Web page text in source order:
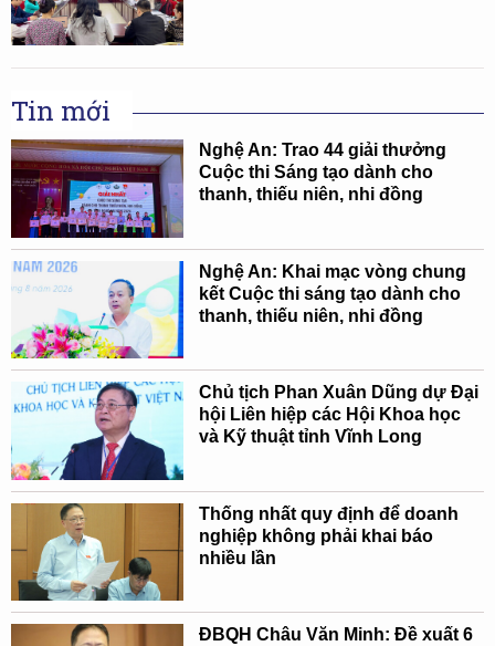
Tin mới
Nghệ An: Trao 44 giải thưởng
Cuộc thi Sáng tạo dành cho
thanh, thiếu niên, nhi đồng
Nghệ An: Khai mạc vòng chung
kết Cuộc thi sáng tạo dành cho
thanh, thiếu niên, nhi đồng
Chủ tịch Phan Xuân Dũng dự Đại
hội Liên hiệp các Hội Khoa học
và Kỹ thuật tỉnh Vĩnh Long
Thống nhất quy định để doanh
nghiệp không phải khai báo
nhiều lần
ĐBQH Châu Văn Minh: Đề xuất 6